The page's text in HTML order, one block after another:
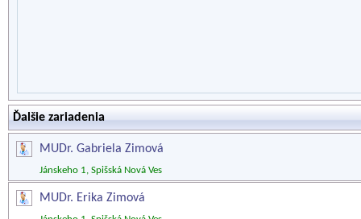
Ďalšie zariadenia
MUDr. Gabriela Zimová
Jánskeho 1, Spišská Nová Ves
MUDr. Erika Zimová